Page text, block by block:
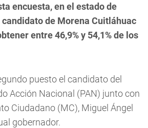
encuesta, en el estado de
de Morena Cuitláhuac
entre 46,9% y 54,1% de los
puesto el candidato del
Acción Nacional (PAN) junto con
Ciudadano (MC), Miguel Ángel
gobernador.